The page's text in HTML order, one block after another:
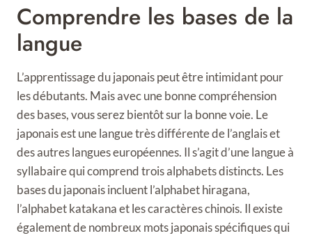
Comprendre les bases de la
langue
L’apprentissage du japonais peut être intimidant pour
les débutants. Mais avec une bonne compréhension
des bases, vous serez bientôt sur la bonne voie. Le
japonais est une langue très différente de l’anglais et
des autres langues européennes. Il s’agit d’une langue à
syllabaire qui comprend trois alphabets distincts. Les
bases du japonais incluent l’alphabet hiragana,
l’alphabet katakana et les caractères chinois. Il existe
également de nombreux mots japonais spécifiques qui